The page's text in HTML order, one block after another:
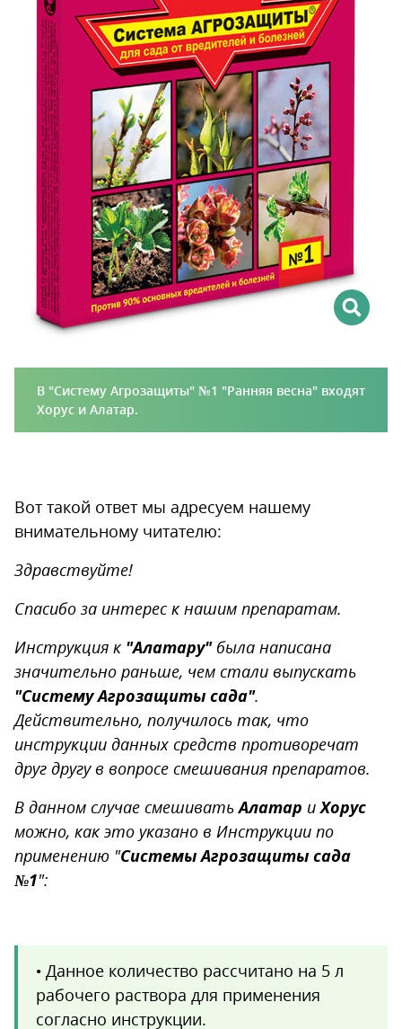
В "Систему Агрозащиты" №1 "Ранняя весна" входят
Хорус и Алатар.
Вот такой ответ мы адресуем нашему
внимательному читателю:
Здравствуйте!
Спасибо за интерес к нашим препаратам.
Инструкция к "Алатару"была написана
значительно раньше, чем стали выпускать
"Систему Агрозащиты сада".
Действительно, получилось так, что
инструкции данных средств противоречат
друг другу в вопросе смешивания препаратов.
В данном случае смешиватьАлатар и Хорус
можно, как это указано в Инструкции по
применению "Системы Агрозащиты сада
№1":
• Данное количество рассчитано на 5 л
рабочего раствора для применения
согласно инструкции.